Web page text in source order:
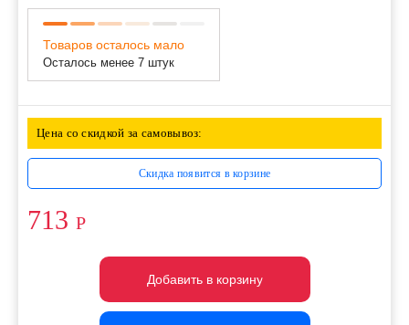
Товаров осталось мало
Осталось менее 7 штук
Цена со скидкой за самовывоз:
Скидка появится в корзине
713 Р
Добавить в корзину
Добавить в корзину
Добавить в корзину